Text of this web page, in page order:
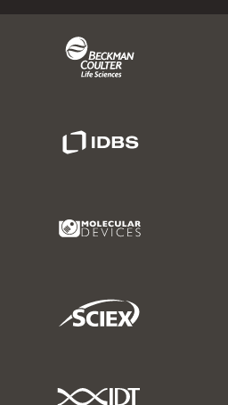
Molecular Devices
Sciex Link
IDT Link